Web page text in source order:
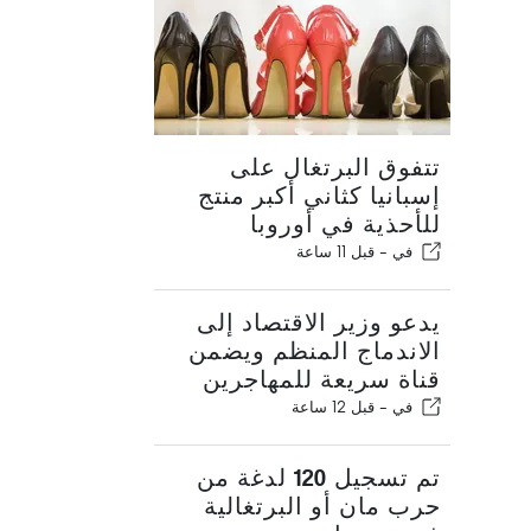
تتفوق البرتغال على
إسبانيا كثاني أكبر منتج
للأحذية في أوروبا
في - قبل 11 ساعة
يدعو وزير الاقتصاد إلى
الاندماج المنظم ويضمن
قناة سريعة للمهاجرين
في - قبل 12 ساعة
تم تسجيل 120 لدغة من
حرب مان أو البرتغالية